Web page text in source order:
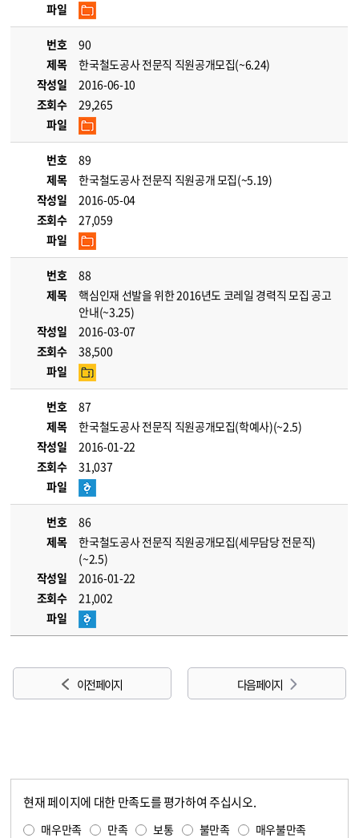
파일
번호
90
제목
한국철도공사 전문직 직원공개모집(~6.24)
작성일
2016-06-10
조회수
29,265
파일
번호
89
제목
한국철도공사 전문직 직원공개 모집(~5.19)
작성일
2016-05-04
조회수
27,059
파일
번호
88
제목
핵심인재 선발을 위한 2016년도 코레일 경력직 모집 공고
안내(~3.25)
작성일
2016-03-07
조회수
38,500
파일
번호
87
제목
한국철도공사 전문직 직원공개모집(학예사)(~2.5)
작성일
2016-01-22
조회수
31,037
파일
번호
86
제목
한국철도공사 전문직 직원공개모집(세무담당 전문직)
(~2.5)
작성일
2016-01-22
조회수
21,002
파일
이전 페이지 다음 페이지
현재 페이지에 대한 만족도를 평가하여 주십시오.
매우만족 만족 보통 불만족 매우불만족